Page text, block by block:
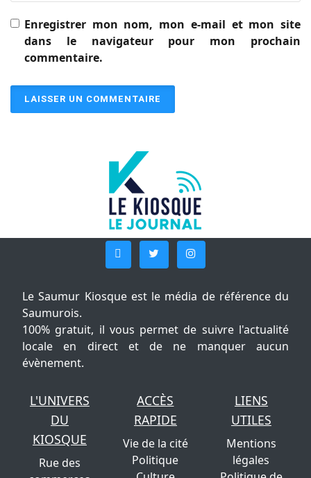
Enregistrer mon nom, mon e-mail et mon site
dans le navigateur pour mon prochain
commentaire.
Le Saumur Kiosque est le média de référence du
Saumurois.
100% gratuit, il vous permet de suivre l'actualité
locale en direct et de ne manquer aucun
évènement.
L'UNIVERS
DU
KIOSQUE
Rue des
ACCÈS
RAPIDE
Vie de la cité
Politique
LIENS
UTILES
Mentions
légales